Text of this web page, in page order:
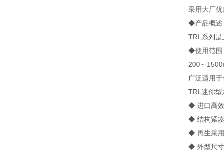
采用大厂
◆产品概述
TRL系列是
◆使用范围
200～
广泛适用
TRL迷你
◆ 进口高
◆ 结构紧
◆ 再生采
◆ 外型尺